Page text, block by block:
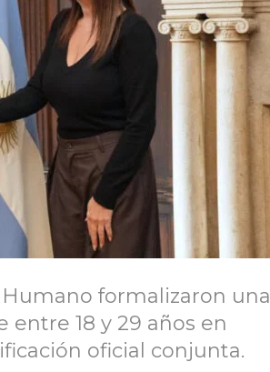
formalizaron una
entre 18 y 29 años en
oficial conjunta.